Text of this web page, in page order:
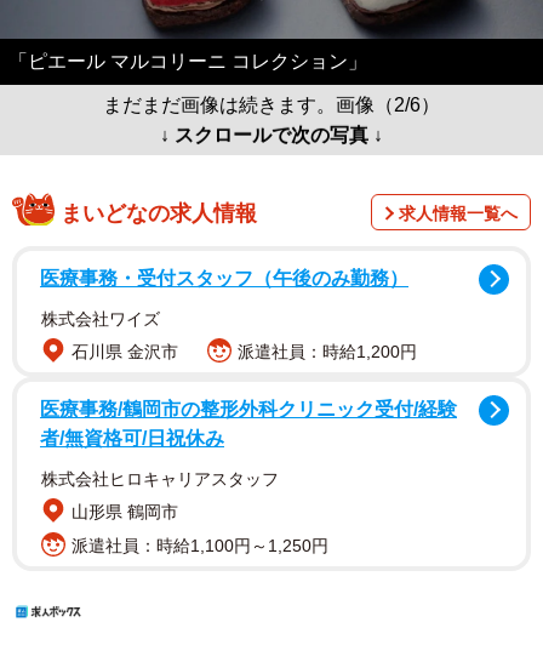
「ピエール マルコリーニ コレクション」
まだまだ画像は続きます。画像（2/6）
↓ スクロールで次の写真 ↓
まいどなの求人情報 求人情報一覧へ
医療事務・受付スタッフ（午後のみ勤務）
株式会社ワイズ
石川県 金沢市
派遣社員：時給1,200円
医療事務/鶴岡市の整形外科クリニック受付/経験
者/無資格可/日祝休み
株式会社ヒロキャリアスタッフ
山形県 鶴岡市
派遣社員：時給1,100円～1,250円